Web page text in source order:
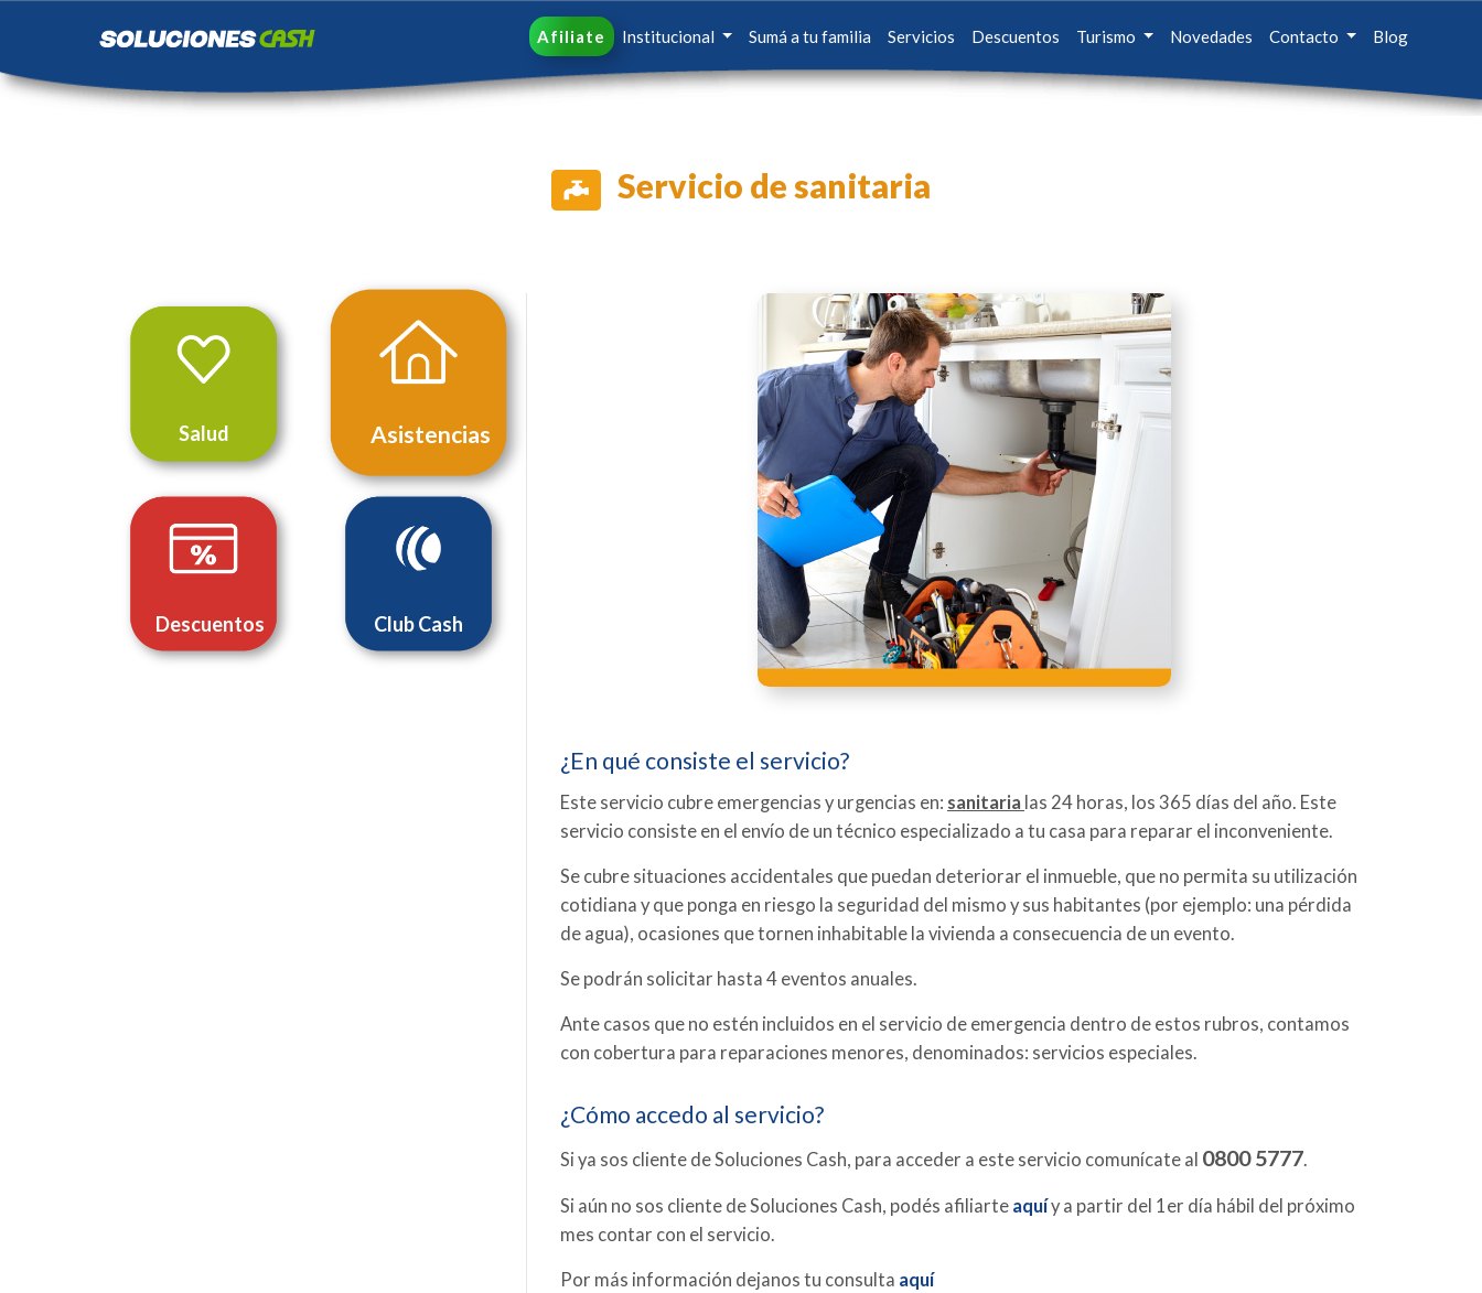
Afiliate Institucional Sumá a tu familia Servicios Descuentos Turismo Novedades Contacto Blog
Servicio de sanitaria
Salud Asistencias
Descuentos Club Cash
¿En qué consiste el servicio?
Este servicio cubre emergencias y urgencias en: sanitaria las 24 horas, los 365 días del año. Este
servicio consiste en el envío de un técnico especializado a tu casa para reparar el inconveniente.
Se cubre situaciones accidentales que puedan deteriorar el inmueble, que no permita su utilización
cotidiana y que ponga en riesgo la seguridad del mismo y sus habitantes (por ejemplo: una pérdida
de agua), ocasiones que tornen inhabitable la vivienda a consecuencia de un evento.
Se podrán solicitar hasta 4 eventos anuales.
Ante casos que no estén incluidos en el servicio de emergencia dentro de estos rubros, contamos
con cobertura para reparaciones menores, denominados: servicios especiales.
¿Cómo accedo al servicio?
Si ya sos cliente de Soluciones Cash, para acceder a este servicio comunícate al 0800 5777.
Si aún no sos cliente de Soluciones Cash, podés afiliarteaquíy a partir del 1er día hábil del próximo
mes contar con el servicio.
Por más información dejanos tu consulta aquí